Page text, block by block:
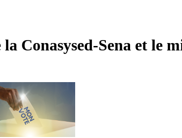
Conasysed-Sena et le